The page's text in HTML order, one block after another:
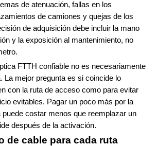
de atenuación, fallas en los
de camiones y quejas de los
de adquisición debe incluir la mano
y la exposición al mantenimiento, no
FTTH confiable no es necesariamente
La mejor pregunta es si coincide lo
con la ruta de acceso como para evitar
evitables. Pagar un poco más por la
costar menos que reemplazar un
después de la activación.
de cable para cada ruta